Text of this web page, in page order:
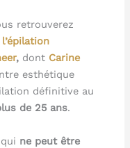
retrouverez
l’épilation
, dont Carine
esthétique
définitive au
de 25 ans.
ne peut être